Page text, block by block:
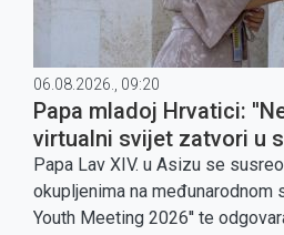
06.08.2026., 09:20
Papa mladoj Hrvatici:
virtualni svijet zatvori u
površnost; njegujte
prijateljstva''
Papa Lav XIV. u Asizu se
okupljenima na međunarodnom
Youth Meeting 2026'' te